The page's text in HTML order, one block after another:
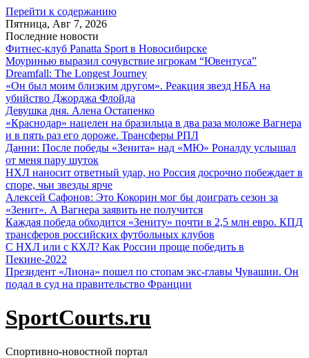
Перейти к содержанию
Пятница, Авг 7, 2026
Последние новости
Фитнес-клуб Panatta Sport в Новосибирске
Моуринью выразил сочувствие игрокам “Ювентуса”
Dreamfall: The Longest Journey
«Он был моим близким другом». Реакция звезд НБА на
убийство Джорджа Флойда
Девушка дня. Алена Остапенко
«Краснодар» нацелен на бразильца в два раза моложе Вагнера
и в пять раз его дороже. Трансферы РПЛ
Данни: После победы «Зенита» над «МЮ» Роналду услышал
от меня пару шуток
НХЛ наносит ответный удар, но Россия досрочно побеждает в
споре, чьи звезды ярче
Алексей Сафонов: Это Кокорин мог бы доиграть сезон за
«Зенит». А Вагнера заявить не получится
Каждая победа обходится «Зениту» почти в 2,5 млн евро. КПД
трансферов российских футбольных клубов
С НХЛ или с КХЛ? Как России проще победить в
Пекине-2022
Президент «Лиона» пошел по стопам экс-главы Чувашии. Он
подал в суд на правительство Франции
SportCourts.ru
Спортивно-новостной портал